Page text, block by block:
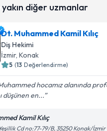
diğer uzmanlar
Dt. Muhammed Kamil Kılıç
Diş Hekimi
İzmir, Konak
5 (13 Değerlendirme)
hocamız alanında
düşünen en...
Kamil Kılıç
Cd no:77-79/B, 35250 Konak/İzmir